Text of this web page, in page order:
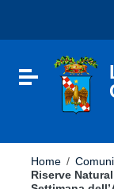
sito
include
Vai al footer
Attiva /
Home /
Riserve